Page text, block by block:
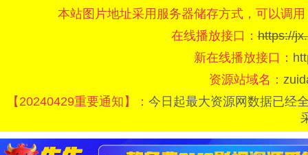
本站图片地址采用服务器储存方式，可以调
在线播放接口：https://
新在线播放接口：
资源站域名：
【20240429重要通知】： 今日起最大资源网数据已经